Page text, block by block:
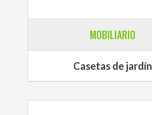
MOBILIARIO
Casetas de jardín